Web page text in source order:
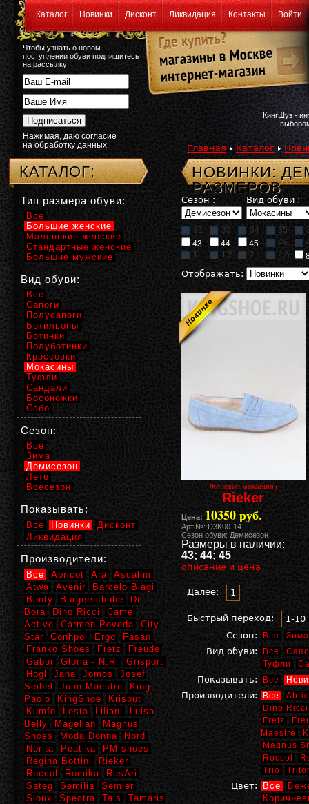
Каталог Новинки Дисконт Ликвидация Контакты Войти
Чтобы узнать о новом
поступлении обуви подпишитесь
на рассылку:
Нажимая, даю согласие
на обработку данных
КингШуз -
Главная Каталог
НОВИНКИ:
РАЗМЕРОВ
Сезон : Вид обуви :
32 33 34 35
43
44 45 46
1
1,5 2 2,5
Отображать:
Женские мокасины
Rieker
Цена: 10350 руб.
Арт.№: D3K00-14
Сезон обуви: Демисезон
Размеры в наличии:
43; 44; 45
описание и цена
Далее: 1
Быстрый переход:
1-10
Сезон:
Все Зима
Вид обуви: Все
Туфли
Показывать: Все
Производители: Все
Dino Ricci
Fretz
Maestre
Magnus
Roccol
Trio
Цвет: Все
КАТАЛОГ:
Тип размера обуви:
Все
Большие женские
Маленькие женские
Стандартные женские
Большие мужские
Вид обуви:
Все
Сапоги
Полусапоги
Ботильоны
Ботинки
Полуботинки
Кроссовки
Мокасины
Туфли
Сандали
Босоножки
Сабо
Сезон:
Все
Зима
Демисезон
Лето
Всесезон
Показывать:
Все Новинки
Дисконт
Ликвидация
Производители:
Все Abricot Ara
Ascalini
Atwa
Avenir
Barcelo Biagi
Bonty
Burgerschuhe
Di
Bora
Dino Ricci
Camel
Active
Carmen Poveda
City
Star
Conhpol Ergo
Fasan
Franko Shoes
Fretz
Freude
Gabor
Gloria - N.R.
Grisport
Hogl
Jana Jomos
Josef
Seibel
Juan Maestre
King
Paolo
KingShoe
Krisbut
Kumfo
Lesta Liliani
Luisa
Belly
Magellan
Magnus
Shoes
Moda Donna
Nord
Norita
Peatika
PM-shoes
Regina Bottini
Rieker
Roccol
Romika
RusAri
Sateg
Semilia
Semler
Sioux
Spectra Tais
Tamaris